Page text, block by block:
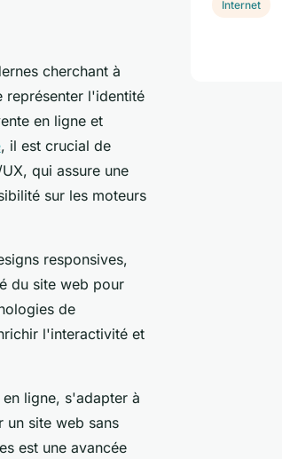
cherchant à
représenter l'identité
en ligne et
, il est crucial de
qui assure une
sur les moteurs
responsives,
du site web pour
de
l'interactivité et
ligne, s'adapter à
un site web sans
est une avancée
Internet